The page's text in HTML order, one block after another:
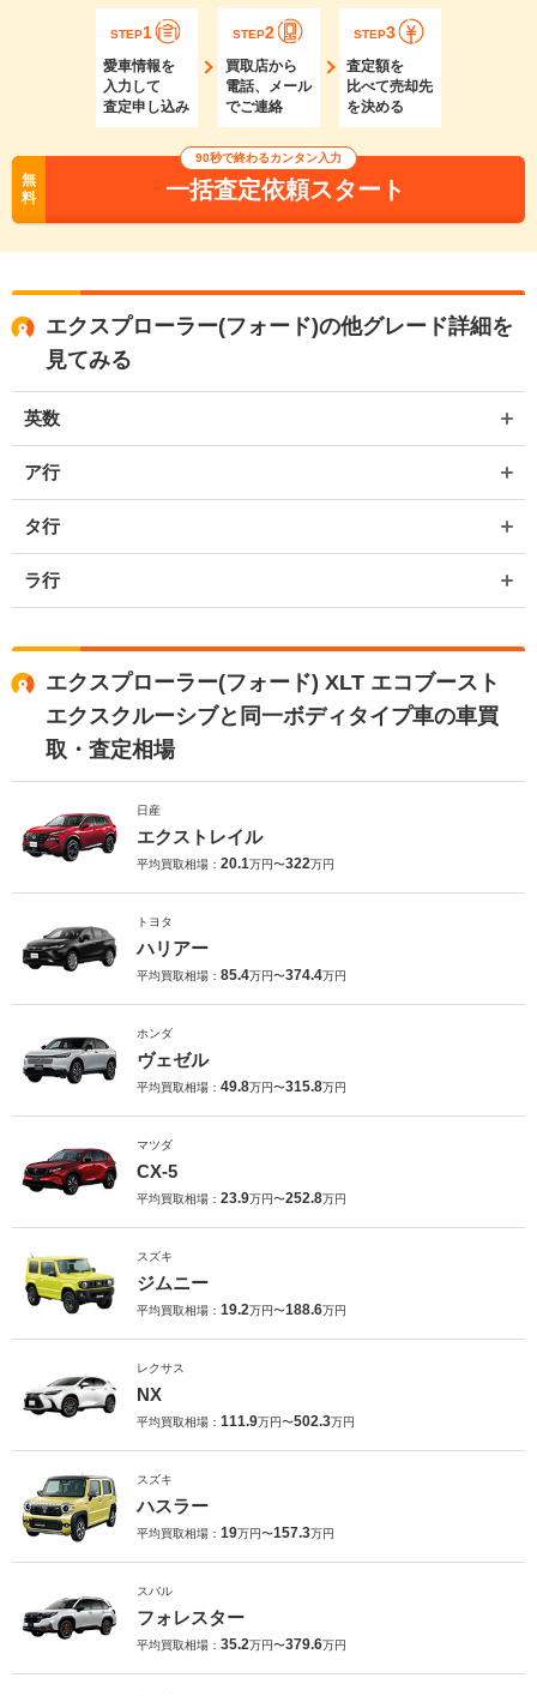
STEP1
愛車情報を
入力して
査定申し込み
STEP2
買取店から
電話、メール
でご連絡
STEP3
査定額を
比べて売却先
を決める
無
料
90秒で終わるカンタン入力
一括査定依頼スタート
エクスプローラー(フォード)の他グレード詳細を
見てみる
英数
ア行
タ行
ラ行
エクスプローラー(フォード) XLT エコブースト
エクスクルーシブと同一ボディタイプ車の車買
取・査定相場
日産
エクストレイル
平均買取相場： 20.1万円〜322万円
トヨタ
ハリアー
平均買取相場： 85.4万円〜374.4万円
ホンダ
ヴェゼル
平均買取相場： 49.8万円〜315.8万円
マツダ
CX-5
平均買取相場： 23.9万円〜252.8万円
スズキ
ジムニー
平均買取相場： 19.2万円〜188.6万円
レクサス
NX
平均買取相場： 111.9万円〜502.3万円
スズキ
ハスラー
平均買取相場： 19万円〜157.3万円
スバル
フォレスター
平均買取相場： 35.2万円〜379.6万円